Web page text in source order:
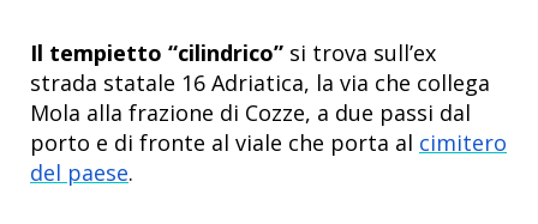
Il tempietto “cilindrico” si trova sull’ex
strada statale 16 Adriatica, la via che collega
Mola alla frazione di Cozze, a due passi dal
porto e di fronte al viale che porta al cimitero
del paese.